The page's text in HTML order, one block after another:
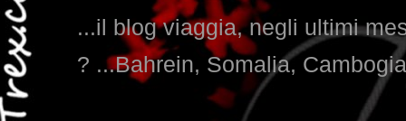
...il blog viaggia, negli ultimi
? ...Bahrein, Somalia,